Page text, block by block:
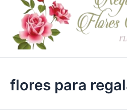
flores para